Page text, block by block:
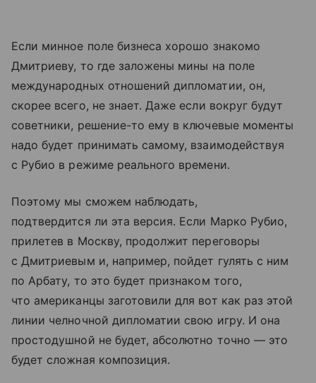
Если минное поле бизнеса хорошо знакомо
Дмитриеву, то где заложены мины на поле
международных отношений дипломатии, он,
скорее всего, не знает. Даже если вокруг будут
советники, решение-то ему в ключевые моменты
надо будет принимать самому, взаимодействуя
с Рубио в режиме реального времени.
Поэтому мы сможем наблюдать,
подтвердится ли эта версия. Если Марко Рубио,
прилетев в Москву, продолжит переговоры
с Дмитриевым и, например, пойдет гулять с ним
по Арбату, то это будет признаком того,
что американцы заготовили для вот как раз этой
линии челночной дипломатии свою игру. И она
простодушной не будет, абсолютно точно — это
будет сложная композиция.